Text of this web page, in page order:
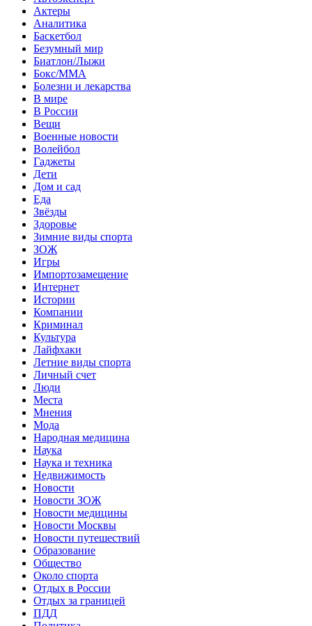
Актеры
Аналитика
Баскетбол
Безумный мир
Биатлон/Лыжи
Бокс/MMA
Болезни и лекарства
В мире
В России
Вещи
Военные новости
Волейбол
Гаджеты
Дети
Дом и сад
Еда
Звёзды
Здоровье
Зимние виды спорта
ЗОЖ
Игры
Импортозамещение
Интернет
Истории
Компании
Криминал
Культура
Лайфхаки
Летние виды спорта
Личный счет
Люди
Места
Мнения
Мода
Народная медицина
Наука
Наука и техника
Недвижимость
Новости
Новости ЗОЖ
Новости медицины
Новости Москвы
Новости путешествий
Образование
Общество
Около спорта
Отдых в России
Отдых за границей
ПДД